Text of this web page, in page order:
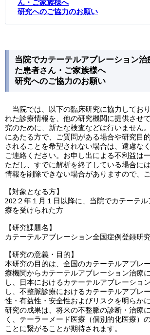
ん・ご家族様へ
研究へのご協力のお願い
当院でカテーテルアブレーション治
た患者さん・ご家族様へ
研究へのご協力のお願い
当院では、以下の臨床研究に協力してお
れた診療情報を、他の研究機関に提供させ
究のために、新たな検査などは行いません
にあたる方で、ご質問がある場合や研究目
されることを希望されない場合は、遠慮な
ご連絡ください。お申し出による不利益は
ただし、すでに解析を終了している場合に
情報を削除できない場合がありますので、
【対象となる方】
202２年１月１日以降に、当院でカテーテ
療を受けられた方
【研究課題名】
カテーテルアブレーション全国症例登録研
【研究の意義・目的】
本研究の目的は、全国のカテーテルアブレ
療機関からカテーテルアブレーション治療
し、日本におけるカテーテルアブレーショ
し、不整脈診療におけるカテーテルアブレ
性・有益性・安全性およびリスクを明らか
研究の成果は、将来の不整脈の診断・治療
く、テーラーメード医療（個別的化医療）
ことに繋がることが期待されます。